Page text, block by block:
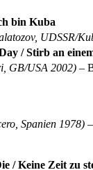
bin Kuba
UDSSR/
/ Stirb an
GB/USA 2002) –
Spanien 1978)
/ Keine Zeit zu